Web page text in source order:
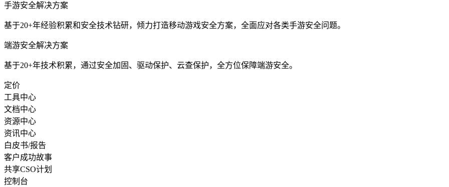
手游安全解决方案
基于20+年经验积累和安全技术钻研，倾力打造移动游戏安全方案，全面应对各类手游安全问题。
端游安全解决方案
基于20+年技术积累，通过安全加固、驱动保护、云查保护，全方位保障端游安全。
定价
工具中心
文档中心
资源中心
资讯中心
白皮书/报告
客户成功故事
共享CSO计划
控制台